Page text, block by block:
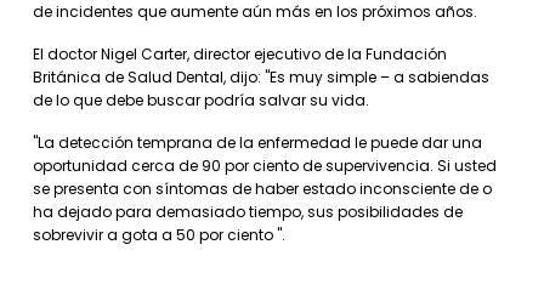
de incidentes que aumente aún más en los próximos años.
El doctor Nigel Carter, director ejecutivo de la Fundación
Británica de Salud Dental, dijo: "Es muy simple – a sabiendas
de lo que debe buscar podría salvar su vida.
"La detección temprana de la enfermedad le puede dar una
oportunidad cerca de 90 por ciento de supervivencia. Si usted
se presenta con síntomas de haber estado inconsciente de o
ha dejado para demasiado tiempo, sus posibilidades de
sobrevivir a gota a 50 por ciento ".